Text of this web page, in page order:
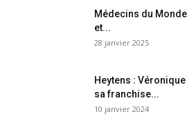
Médecins du
et...
28 janvier 2025
Heytens :
sa franchise...
10 janvier 2024